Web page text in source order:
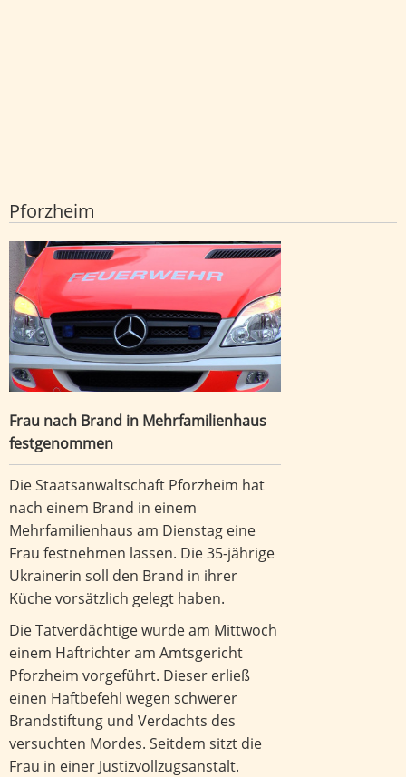
Pforzheim
Frau nach Brand in Mehrfamilienhaus
festgenommen
Frau nach Brand in Mehrfamilienhaus
festgenommen
Die Staatsanwaltschaft Pforzheim hat
nach einem Brand in einem
Mehrfamilienhaus am Dienstag eine
Frau festnehmen lassen. Die 35-jährige
Ukrainerin soll den Brand in ihrer
Küche vorsätzlich gelegt haben.
Die Tatverdächtige wurde am Mittwoch
einem Haftrichter am Amtsgericht
Pforzheim vorgeführt. Dieser erließ
einen Haftbefehl wegen schwerer
Brandstiftung und Verdachts des
versuchten Mordes. Seitdem sitzt die
Frau in einer Justizvollzugsanstalt.